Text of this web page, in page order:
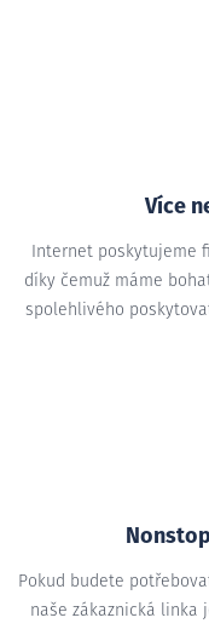
Více
Internet poskytujeme
díky čemuž máme
spolehlivého
Pokud budete
naše zákaznická linka